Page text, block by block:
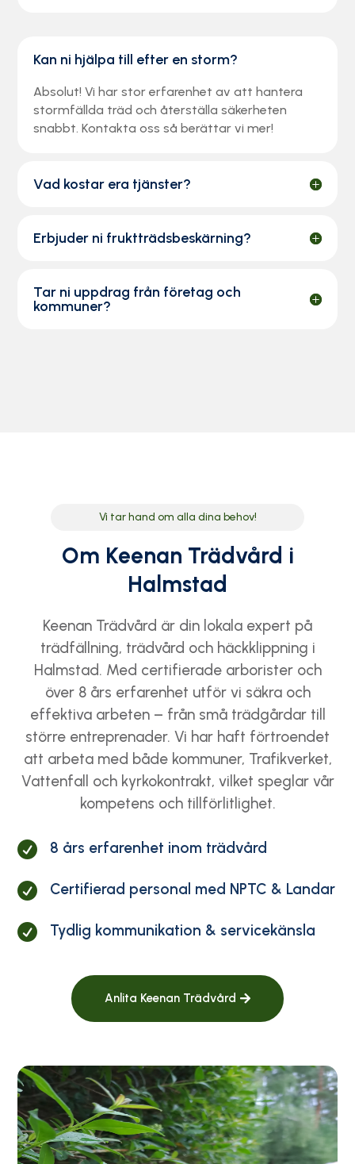
Kan ni hjälpa till efter en storm?
Absolut! Vi har stor erfarenhet av att hantera
stormfällda träd och återställa säkerheten
snabbt. Kontakta oss så berättar vi mer!
Vad kostar era tjänster?
Erbjuder ni fruktträdsbeskärning?
Tar ni uppdrag från företag och
kommuner?
Vi tar hand om alla dina behov!
Om Keenan Trädvård i
Halmstad
Keenan Trädvård är din lokala expert på
trädfällning, trädvård och häckklippning i
Halmstad. Med certifierade arborister och
över 8 års erfarenhet utför vi säkra och
effektiva arbeten – från små trädgårdar till
större entreprenader. Vi har haft förtroendet
att arbeta med både kommuner, Trafikverket,
Vattenfall och kyrkokontrakt, vilket speglar vår
kompetens och tillförlitlighet.
 8 års erfarenhet inom trädvård
 Certifierad personal med NPTC & Landar
 Tydlig kommunikation & servicekänsla
Anlita Keenan Trädvård